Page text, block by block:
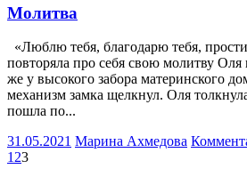
Молитва
«Люблю тебя, благодарю тебя,
повторяла про себя свою молитву Оля
же у высокого забора материнского
механизм замка щелкнул. Оля
пошла по...
31.05.2021 Марина Ахмедова
1 23